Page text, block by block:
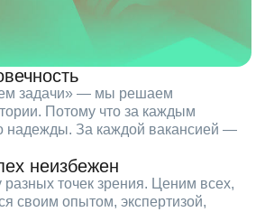
задачи» — мы решаем
Потому что за каждым
надежды. За каждой вакансией —
неизбежен
точек зрения. Ценим всех,
своим опытом, экспертизой,